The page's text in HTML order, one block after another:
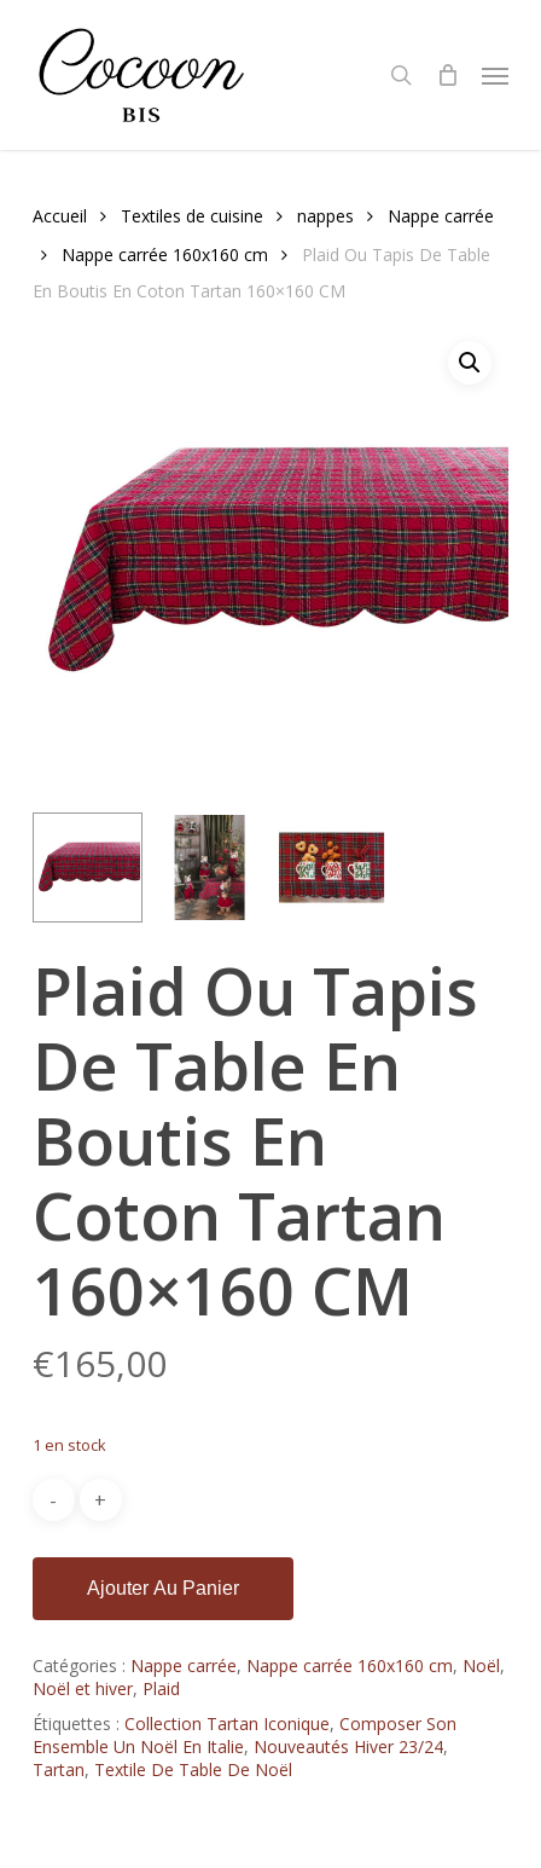
Menu
Accueil Textiles de cuisine nappes
Nappe carrée
Nappe carrée 160x160 cm
Plaid Ou Tapis De Table
En Boutis En Coton Tartan 160×160 CM
Plaid Ou Tapis
De Table En
Boutis En
Coton Tartan
160×160 CM
€165,00
1 en stock
Ajouter Au Panier
Catégories : Nappe carrée, Nappe carrée 160x160 cm, Noël,
Noël et hiver, Plaid
Étiquettes : Collection Tartan Iconique, Composer Son
Ensemble Un Noël En Italie, Nouveautés Hiver 23/24,
Tartan, Textile De Table De Noël